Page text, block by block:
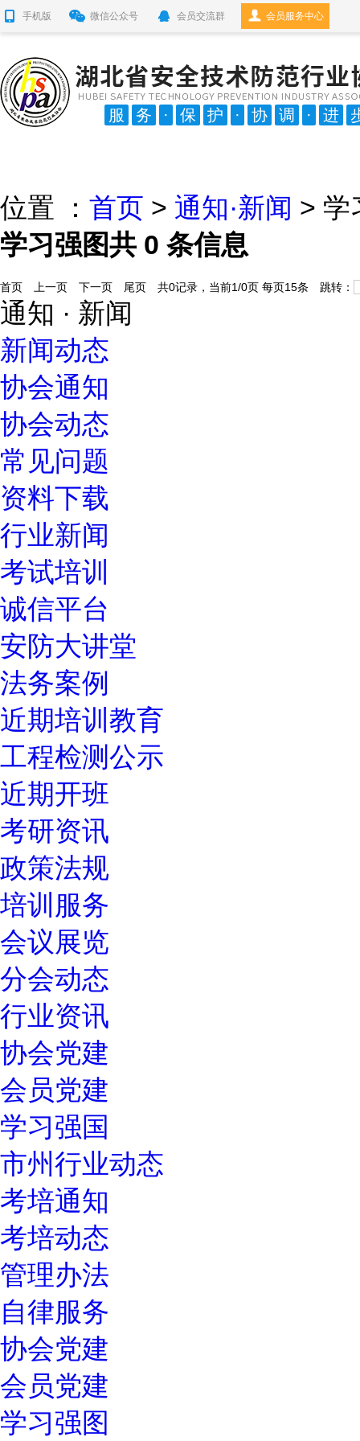
手机版 微信公众号 会员交流群 会员服务中心
服 务 · 保 护 · 协 调 · 进
位置 ： 首页 > 通知·新闻 > 学
学习强图共 0 条信息
首页 上一页 下一页 尾页 共0记录，当前1/0页 每页15条 跳转：
通知 · 新闻
新闻动态
协会通知
协会动态
常见问题
资料下载
行业新闻
考试培训
诚信平台
安防大讲堂
法务案例
近期培训教育
工程检测公示
近期开班
考研资讯
政策法规
培训服务
会议展览
分会动态
行业资讯
协会党建
会员党建
学习强国
市州行业动态
考培通知
考培动态
管理办法
自律服务
协会党建
会员党建
学习强图